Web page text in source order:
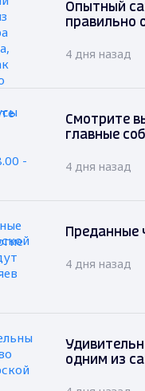
Опытный
правильно
4 дня назад
Смотрите
главные
4 дня назад
Преданные
4 дня назад
одним из